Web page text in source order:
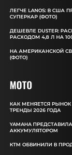
ЛЕГЧЕ LANOS: В США
СУПЕРКАР (ФОТО)
ДЕШЕВЛЕ DUSTER:
РАСХОДОМ 4,8 Л НА
НА АМЕРИКАНСКОЙ
(ФОТО)
MOTO
КАК МЕНЯЕТСЯ
ТРЕНДЫ 2026 ГОДА
YAMAHA
АККУМУЛЯТОРОМ
КТМ ОБВИНИЛИ В